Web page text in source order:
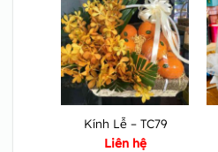
Kính Lễ – TC79
Liên hệ